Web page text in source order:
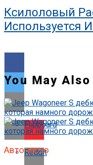
Ксилоловый
Используется
Flipboard
Reddit
You May
Авто-мото